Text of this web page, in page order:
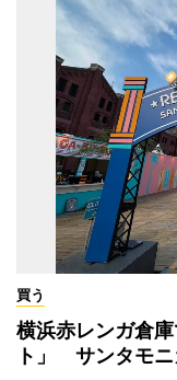
買う
横浜赤レンガ倉
ト」 サンタモ